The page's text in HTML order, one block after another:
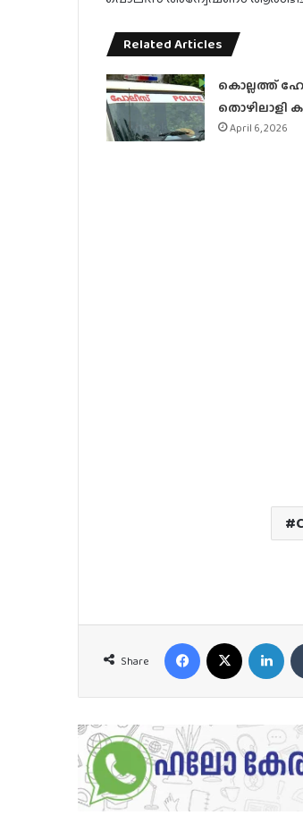
Related Articles
കൊല്ലത്ത്
തൊഴിലാളി
April 6, 2026
Share
Facebook